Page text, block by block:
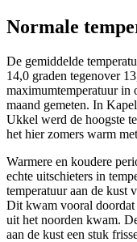
Normale
De gemiddelde
14,0 graden tegenover
maximumtemperatuur in
maand gemeten. In
Ukkel werd de hoogste
het hier zomers warm
Warmere en koudere
echte uitschieters in
temperatuur aan de kust
Dit kwam vooral doordat
uit het noorden kwam.
aan de kust een stuk